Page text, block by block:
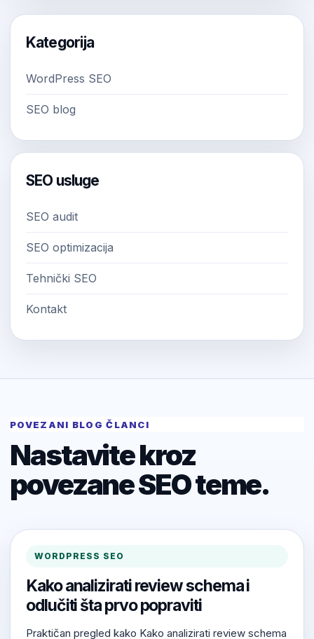
Kategorija
WordPress SEO
SEO blog
SEO usluge
SEO audit
SEO optimizacija
Tehnički SEO
Kontakt
POVEZANI BLOG ČLANCI
Nastavite kroz
povezane SEO teme.
WORDPRESS SEO
Kako analizirati review schema i
odlučiti šta prvo popraviti
Praktičan pregled kako Kako analizirati review schema